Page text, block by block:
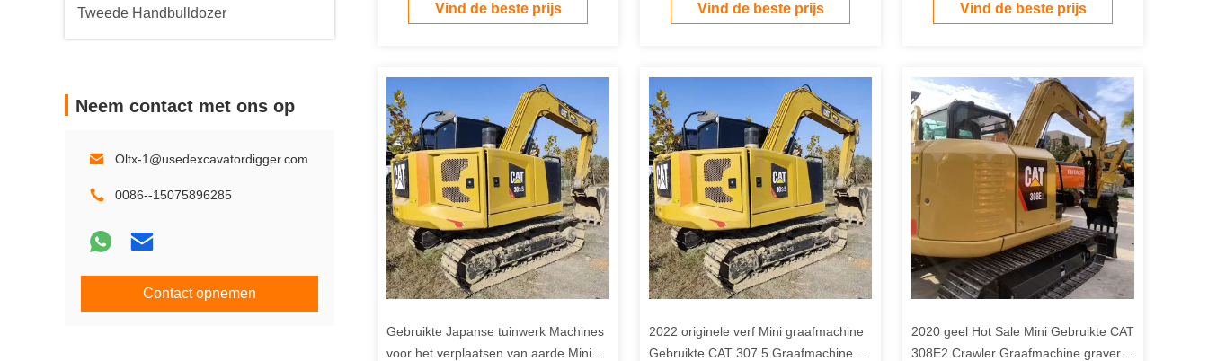
Tweede Handbulldozer
Neem contact met ons op
Oltx-1@usedexcavatordigger.com
0086--15075896285
Contact opnemen
Vind de beste prijs
Cat305.5Vind de beste prijs Vind de beste prijs
Gebruikte Japanse tuinwerk Machines
voor het verplaatsen van aarde Mini
2022 originele verf Mini graafmachine
Gebruikte CAT 307.5 Graafmachine
2020 geel Hot Sale Mini Gebruikte CAT
308E2 Crawler Graafmachine graver